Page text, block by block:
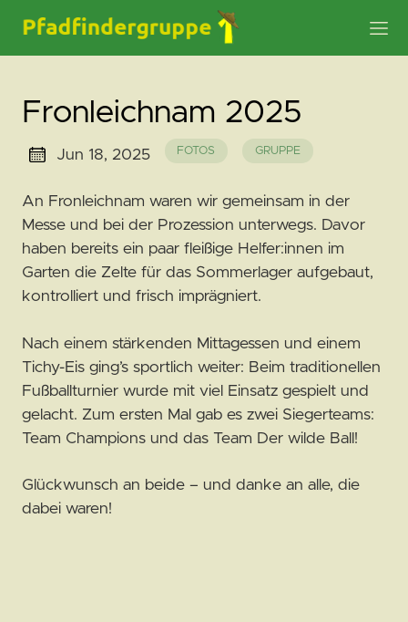
Fronleichnam 2025
Jun 18, 2025 FOTOS GRUPPE
An Fronleichnam waren wir gemeinsam in der
Messe und bei der Prozession unterwegs. Davor
haben bereits ein paar fleißige Helfer:innen im
Garten die Zelte für das Sommerlager aufgebaut,
kontrolliert und frisch imprägniert.
Nach einem stärkenden Mittagessen und einem
Tichy-Eis ging’s sportlich weiter: Beim traditionellen
Fußballturnier wurde mit viel Einsatz gespielt und
gelacht. Zum ersten Mal gab es zwei Siegerteams:
Team Champions und das Team Der wilde Ball!
Glückwunsch an beide – und danke an alle, die
dabei waren!